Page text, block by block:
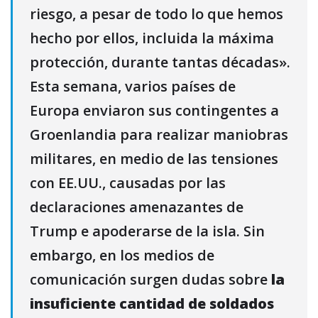
riesgo, a pesar de todo lo que hemos
hecho por ellos, incluida la máxima
protección, durante tantas décadas».
Esta semana, varios países de
Europa enviaron sus contingentes a
Groenlandia para realizar maniobras
militares, en medio de las tensiones
con EE.UU., causadas por las
declaraciones amenazantes de
Trump e apoderarse de la isla. Sin
embargo, en los medios de
comunicación surgen dudas sobre la
insuficiente cantidad de soldados